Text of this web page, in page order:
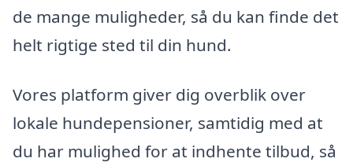
de mange muligheder, så du kan finde det
helt rigtige sted til din hund.
Vores platform giver dig overblik over
lokale hundepensioner, samtidig med at
du har mulighed for at indhente tilbud, så